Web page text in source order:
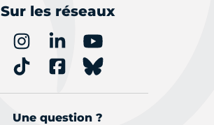
Sur les réseaux
Une question ?